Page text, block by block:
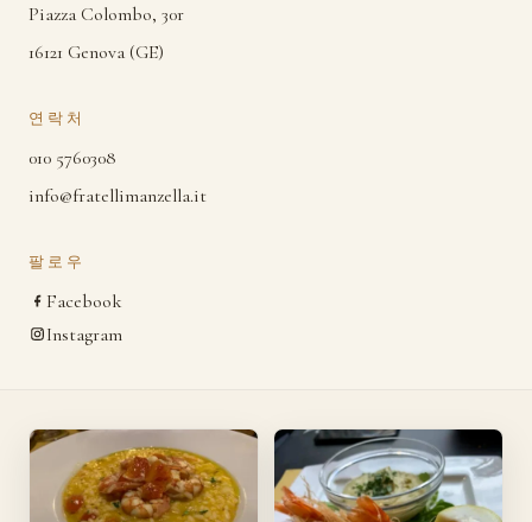
Piazza Colombo, 30r
16121 Genova (GE)
연락처
010 5760308
info@fratellimanzella.it
팔로우
Facebook
Instagram